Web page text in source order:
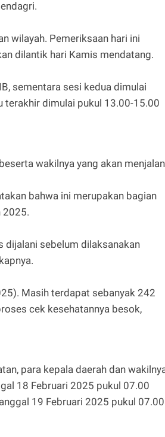
wilayah. Pemeriksaan hari ini
dilantik hari Kamis mendatang.
sementara sesi kedua dimulai
terakhir dimulai pukul 13.00-15.00
wakilnya yang akan
bahwa ini merupakan bagian
2025.
dijalani sebelum dilaksanakan
Masih terdapat sebanyak 242
cek kesehatannya besok,
para kepala daerah dan
18 Februari 2025 pukul 07.00
19 Februari 2025 pukul 07.00